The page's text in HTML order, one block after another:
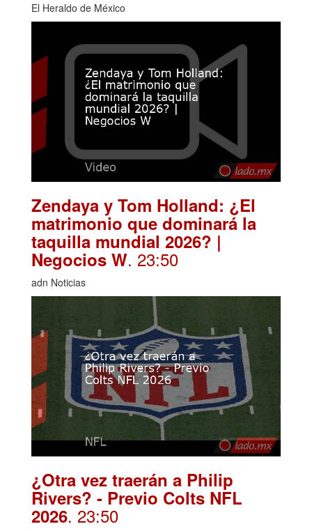
El Heraldo de México
Zendaya y Tom Holland: ¿El
matrimonio que dominará la
taquilla mundial 2026? |
Negocios W. 23:50
adn Noticias
¿Otra vez traerán a Philip
Rivers? - Previo Colts NFL
2026. 23:50